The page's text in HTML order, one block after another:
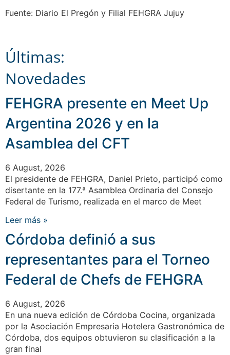
Fuente: Diario El Pregón y Filial FEHGRA Jujuy
Últimas:
Novedades
FEHGRA presente en Meet Up
Argentina 2026 y en la
Asamblea del CFT
6 August, 2026
El presidente de FEHGRA, Daniel Prieto, participó como
disertante en la 177.ª Asamblea Ordinaria del Consejo
Federal de Turismo, realizada en el marco de Meet
Leer más »
Córdoba definió a sus
representantes para el Torneo
Federal de Chefs de FEHGRA
6 August, 2026
En una nueva edición de Córdoba Cocina, organizada
por la Asociación Empresaria Hotelera Gastronómica de
Córdoba, dos equipos obtuvieron su clasificación a la
gran final